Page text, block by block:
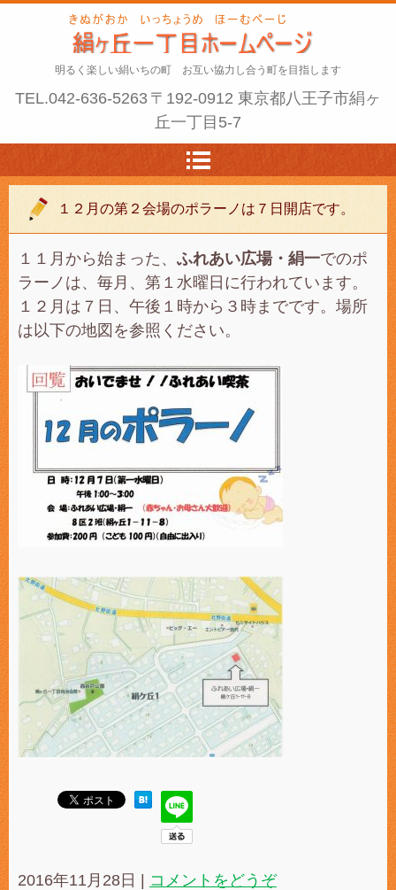
明るく楽しい絹いちの町 お互い協力し合う町を目指します
TEL.042-636-5263 〒192-0912 東京都八王子市絹ヶ
丘一丁目5-7
１２月の第２会場のポラーノは７日開店です。
１１月から始まった、 ふれあい広場・絹一でのポ
ラーノは、毎月、第１水曜日に行われています。
１２月は７日、午後１時から３時までです。場所
は以下の地図を参照ください。
2016年11月28日 コメントをどうぞ